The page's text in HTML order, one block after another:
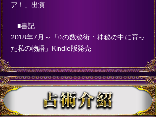
ア！」出演
■書記
2018年7月～「0の数秘術：神秘の中に育っ
た私の物語」Kindle版発売